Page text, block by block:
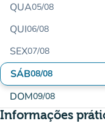
QUA05/08
QUI06/08
SEX07/08
SÁB08/08
DOM09/08
Informações